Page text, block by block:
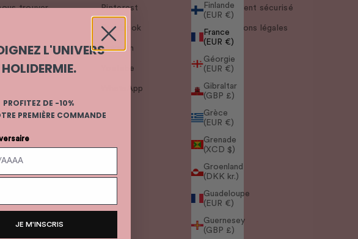
Finlande
(EUR €)
France
(EUR €)
Géorgie
(EUR €)
Gibraltar
(GBP £)
Grèce
(EUR €)
Grenade
(XCD $)
Groenland
(DKK kr.)
Guadeloupe
(EUR €)
Guernesey
(GBP £)
trouver Pinterest
Facebook
LinkedIn
Youtube
WhatsApp
Paiement sécurisé
Mentions légales
L'UNIVERS
HOLIDERMIE.
PROFITEZ DE -10%
PREMIÈRE COMMANDE
JE M'INSCRIS